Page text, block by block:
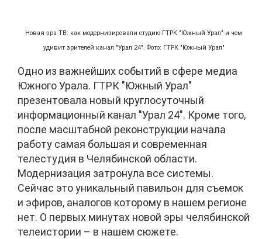
Новая эра ТВ: как модернизировали студию ГТРК "Южный Урал" и чем
удивит зрителей канал "Урал 24". Фото: ГТРК "Южный Урал"
Одно из важнейших событий в сфере медиа
Южного Урала. ГТРК "Южный Урал"
презентовала новый круглосуточный
информационный канал "Урал 24". Кроме того,
после масштабной реконструкции начала
работу самая большая и современная
телестудия в Челябинской области.
Модернизация затронула все системы.
Сейчас это уникальный павильон для съемок
и эфиров, аналогов которому в нашем регионе
нет. О первых минутах новой эры челябинской
телеистории – в нашем сюжете.